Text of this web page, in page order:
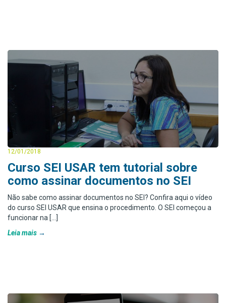
12/01/2018
Curso SEI USAR tem tutorial sobre
como assinar documentos no SEI
Não sabe como assinar documentos no SEI? Confira aqui o vídeo
do curso SEI USAR que ensina o procedimento. O SEI começou a
funcionar na […]
Leia mais